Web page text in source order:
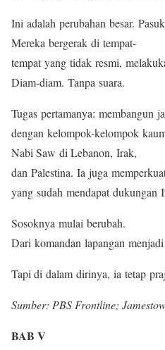
Ini adalah perubahan besar.
Mereka bergerak di tempat-
tempat yang tidak resmi,
Diam-diam. Tanpa suara.
Tugas pertamanya: membangun
dengan kelompok-kelompok
Nabi Saw di Lebanon, Irak,
dan Palestina. Ia juga
yang sudah mendapat dukungan
Sosoknya mulai berubah.
Dari komandan lapangan
Tapi di dalam dirinya, ia tetap
Sumber: PBS Frontline;
BAB V